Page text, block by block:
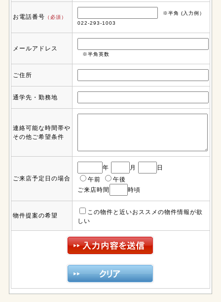
お電話番号 （必須）
※半角 (入力例）
022-293-1003
メールアドレス
※半角英数
ご住所
通学先・勤務地
連絡可能な時間帯や
その他ご希望条件
ご来店予定日の場合
年 月
日
午前
午後
ご来店時間
時頃
物件提案の希望
この物件と近いおススメの物件情報が欲
しい